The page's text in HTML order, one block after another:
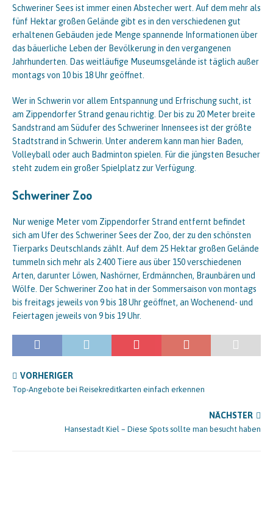
Schweriner Sees ist immer einen Abstecher wert. Auf dem mehr als
fünf Hektar großen Gelände gibt es in den verschiedenen gut
erhaltenen Gebäuden jede Menge spannende Informationen über
das bäuerliche Leben der Bevölkerung in den vergangenen
Jahrhunderten. Das weitläufige Museumsgelände ist täglich außer
montags von 10 bis 18 Uhr geöffnet.
Wer in Schwerin vor allem Entspannung und Erfrischung sucht, ist
am Zippendorfer Strand genau richtig. Der bis zu 20 Meter breite
Sandstrand am Südufer des Schweriner Innensees ist der größte
Stadtstrand in Schwerin. Unter anderem kann man hier Baden,
Volleyball oder auch Badminton spielen. Für die jüngsten Besucher
steht zudem ein großer Spielplatz zur Verfügung.
Schweriner Zoo
Nur wenige Meter vom Zippendorfer Strand entfernt befindet
sich am Ufer des Schweriner Sees der Zoo, der zu den schönsten
Tierparks Deutschlands zählt. Auf dem 25 Hektar großen Gelände
tummeln sich mehr als 2.400 Tiere aus über 150 verschiedenen
Arten, darunter Löwen, Nashörner, Erdmännchen, Braunbären und
Wölfe. Der Schweriner Zoo hat in der Sommersaison von montags
bis freitags jeweils von 9 bis 18 Uhr geöffnet, an Wochenend- und
Feiertagen jeweils von 9 bis 19 Uhr.
VORHERIGER
Top-Angebote bei Reisekreditkarten einfach erkennen
NÄCHSTER
Hansestadt Kiel – Diese Spots sollte man besucht haben